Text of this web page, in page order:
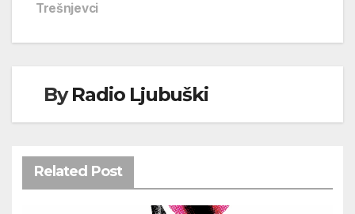
Trešnjevci
ByRadio Ljubuški
Related Post